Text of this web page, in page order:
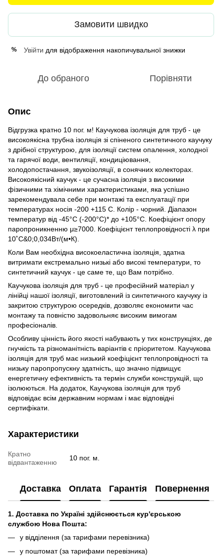
Замовити швидко
% Увійти для відображення накопичувальної знижки
До обраного Порівняти
Опис
Відгрузка кратно 10 пог. м! Каучукова ізоляція для труб - це
високоякісна трубна ізоляція зі спіненого синтетичного каучуку
з дрібної структурою, для ізоляції систем опалення, холодної
та гарячої води, вентиляції, кондиціювання,
холодопостачання, звукоізоляції, в сонячних колекторах.
Високоякісний каучук - це сучасна ізоляція з високими
фізичними та хімічними характеристиками, яка успішно
зарекомендувала себе при монтажі та експлуатації при
температурах носія -200 +115 С. Колір - чорний. Діапазон
температур від -45°С (-200°С)* до +105°С. Коефіцієнт опору
паропроникненню μ≥7000. Коефіцієнт теплопровідності λ при
10˚С&0;0,034Вт/(м•К).
Коли Вам необхідна високоеластична ізоляція, здатна
витримати екстремально низькі або високі температури, то
синтетичний каучук - це саме те, що Вам потрібно.
Каучукова ізоляція для труб - це професійний матеріал у
лінійці нашої ізоляції, виготовлений із синтетичного каучуку із
закритою структурою осередків, дозволяє економити час
монтажу та повністю задовольняє високим вимогам
професіоналів.
Особливу цінність його якості набувають у тих конструкціях, де
гнучкість та різноманітність варіантів є пріоритетом. Каучукова
ізоляція для труб має низький коефіцієнт теплопровідності та
низьку паропропускну здатність, що значно підвищує
енергетичну ефективність та термін служби конструкцій, що
ізолюються. На додаток, Каучукова ізоляція для труб
відповідає всім державним нормам і має відповідні
сертифікати.
Характеристики
Кратно
відвантаженню
10 пог. м.
Доставка Оплата Гарантія Повернення
1. Доставка по Україні здійснюється кур'єрською
службою Нова Пошта:
у відділення (за тарифами перевізника)
у поштомат (за тарифами перевізника)